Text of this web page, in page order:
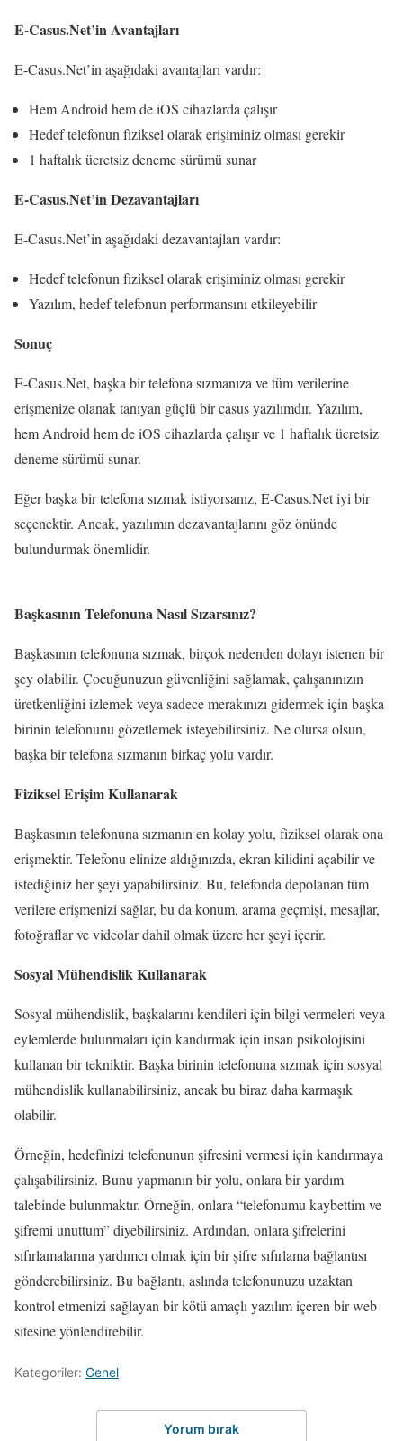
E-Casus.Net’in Avantajları
E-Casus.Net’in aşağıdaki avantajları vardır:
Hem Android hem de iOS cihazlarda çalışır
Hedef telefonun fiziksel olarak erişiminiz olması gerekir
1 haftalık ücretsiz deneme sürümü sunar
E-Casus.Net’in Dezavantajları
E-Casus.Net’in aşağıdaki dezavantajları vardır:
Hedef telefonun fiziksel olarak erişiminiz olması gerekir
Yazılım, hedef telefonun performansını etkileyebilir
Sonuç
E-Casus.Net, başka bir telefona sızmanıza ve tüm verilerine
erişmenize olanak tanıyan güçlü bir casus yazılımdır. Yazılım,
hem Android hem de iOS cihazlarda çalışır ve 1 haftalık ücretsiz
deneme sürümü sunar.
Eğer başka bir telefona sızmak istiyorsanız, E-Casus.Net iyi bir
seçenektir. Ancak, yazılımın dezavantajlarını göz önünde
bulundurmak önemlidir.
Başkasının Telefonuna Nasıl Sızarsınız?
Başkasının telefonuna sızmak, birçok nedenden dolayı istenen bir
şey olabilir. Çocuğunuzun güvenliğini sağlamak, çalışanınızın
üretkenliğini izlemek veya sadece merakınızı gidermek için başka
birinin telefonunu gözetlemek isteyebilirsiniz. Ne olursa olsun,
başka bir telefona sızmanın birkaç yolu vardır.
Fiziksel Erişim Kullanarak
Başkasının telefonuna sızmanın en kolay yolu, fiziksel olarak ona
erişmektir. Telefonu elinize aldığınızda, ekran kilidini açabilir ve
istediğiniz her şeyi yapabilirsiniz. Bu, telefonda depolanan tüm
verilere erişmenizi sağlar, bu da konum, arama geçmişi, mesajlar,
fotoğraflar ve videolar dahil olmak üzere her şeyi içerir.
Sosyal Mühendislik Kullanarak
Sosyal mühendislik, başkalarını kendileri için bilgi vermeleri veya
eylemlerde bulunmaları için kandırmak için insan psikolojisini
kullanan bir tekniktir. Başka birinin telefonuna sızmak için sosyal
mühendislik kullanabilirsiniz, ancak bu biraz daha karmaşık
olabilir.
Örneğin, hedefinizi telefonunun şifresini vermesi için kandırmaya
çalışabilirsiniz. Bunu yapmanın bir yolu, onlara bir yardım
talebinde bulunmaktır. Örneğin, onlara “telefonumu kaybettim ve
şifremi unuttum” diyebilirsiniz. Ardından, onlara şifrelerini
sıfırlamalarına yardımcı olmak için bir şifre sıfırlama bağlantısı
gönderebilirsiniz. Bu bağlantı, aslında telefonunuzu uzaktan
kontrol etmenizi sağlayan bir kötü amaçlı yazılım içeren bir web
sitesine yönlendirebilir.
Kategoriler: Genel
Yorum bırak